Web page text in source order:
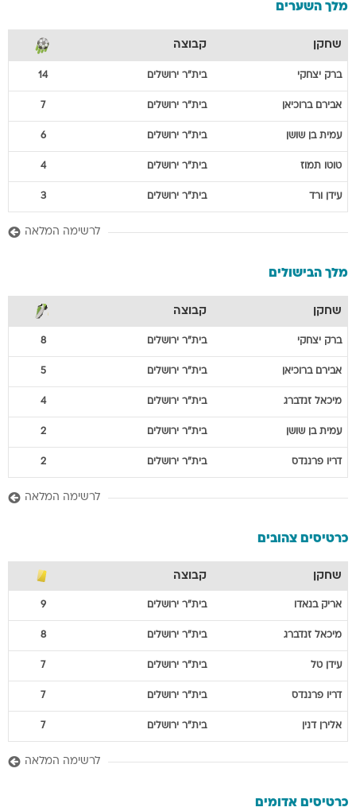
מלך השערים
שחקן קבוצה
ברק יצחקי בית"ר ירושלים 14
אבירם ברוכיאן בית"ר ירושלים 7
עמית בן שושן בית"ר ירושלים 6
טוטו תמוז בית"ר ירושלים 4
עידן ורד בית"ר ירושלים 3
לרשימה המלאה
מלך הבישולים
שחקן קבוצה
ברק יצחקי בית"ר ירושלים 8
אבירם ברוכיאן בית"ר ירושלים 5
מיכאל זנדברג בית"ר ירושלים 4
עמית בן שושן בית"ר ירושלים 2
דריו פרננדס בית"ר ירושלים 2
לרשימה המלאה
כרטיסים צהובים
שחקן קבוצה
אריק בנאדו בית"ר ירושלים 9
מיכאל זנדברג בית"ר ירושלים 8
עידן טל בית"ר ירושלים 7
דריו פרננדס בית"ר ירושלים 7
אלירן דנין בית"ר ירושלים 7
לרשימה המלאה
כרטיסים אדומים